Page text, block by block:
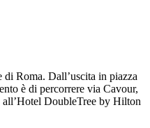
di Roma. Dall’uscita in piazza
è di percorrere via Cavour,
DoubleTree by Hilton